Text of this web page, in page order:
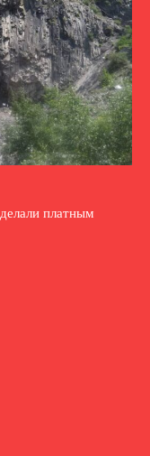
платным